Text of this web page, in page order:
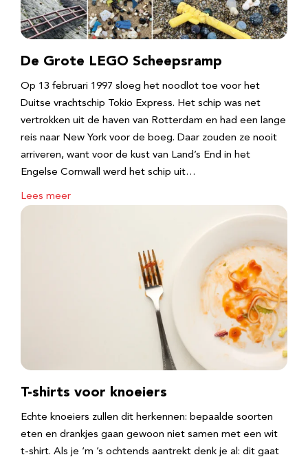
De Grote LEGO Scheepsramp
Op 13 februari 1997 sloeg het noodlot toe voor het
Duitse vrachtschip Tokio Express. Het schip was net
vertrokken uit de haven van Rotterdam en had een lange
reis naar New York voor de boeg. Daar zouden ze nooit
arriveren, want voor de kust van Land’s End in het
Engelse Cornwall werd het schip uit…
Lees meer
T-shirts voor knoeiers
Echte knoeiers zullen dit herkennen: bepaalde soorten
eten en drankjes gaan gewoon niet samen met een wit
t-shirt. Als je ‘m ’s ochtends aantrekt denk je al: dit gaat